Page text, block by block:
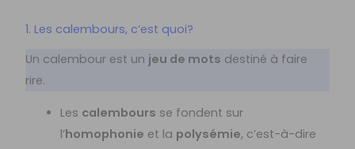
1. Les calembours, c’est quoi?
Un calembour est un jeu de mots destiné à faire
rire.
Les calembours se fondent sur
l’homophonie et la polysémie, c’est-à-dire